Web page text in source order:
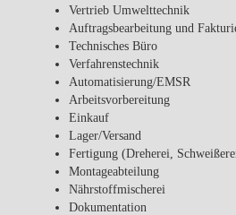
Vertrieb Umwelttechnik
Auftragsbearbeitung und
Technisches Büro
Verfahrenstechnik
Automatisierung/EMSR
Arbeitsvorbereitung
Einkauf
Lager/Versand
Fertigung (Dreherei,
Montageabteilung
Nährstoffmischerei
Dokumentation